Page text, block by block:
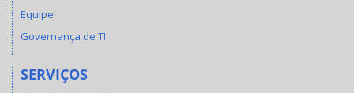
Equipe
Governança de TI
SERVIÇOS